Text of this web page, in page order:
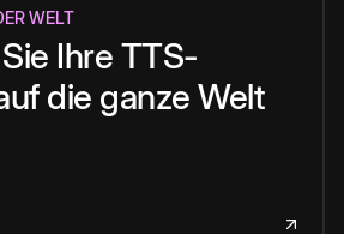
WELT
Ihre TTS-
die ganze Welt